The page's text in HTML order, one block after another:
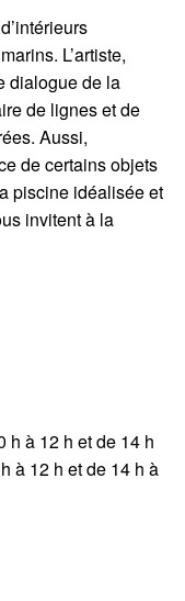
L’artiste,
dialogue de la
de lignes et de
Aussi,
de certains objets
piscine idéalisée et
invitent à la
h à 12 h et de 14 h
à 12 h et de 14 h à